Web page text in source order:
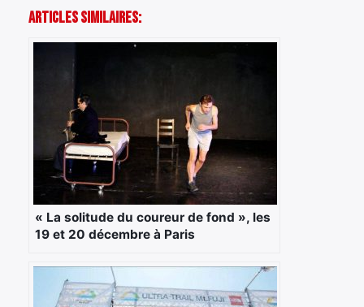
Articles Similaires:
« La solitude du coureur de fond », les
19 et 20 décembre à Paris